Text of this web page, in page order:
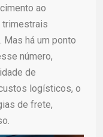
ao
trimestrais
há um ponto
número,
de
logísticos, o
de frete,